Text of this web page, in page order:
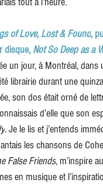
of Love, Lost & Found,
disque, Not So Deep as a
un jour, à Montréal,
librairie durant une
son dos était orné de
d’elle que son
. Je le lis et j’entends
les chansons de
False Friends, m’inspire
en musique et